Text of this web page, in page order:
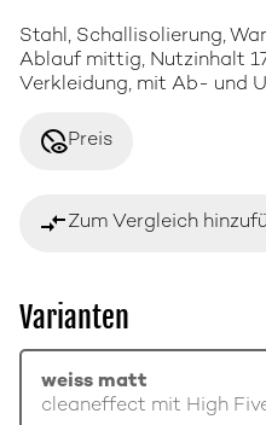
Stahl, Schallisolierung,
Ablauf mittig, Nutzinhalt
Verkleidung, mit Ab- und
disabled_visiblePreis
compare_arrowsZum Vergleich
Varianten
weiss matt
cleaneffect mit High